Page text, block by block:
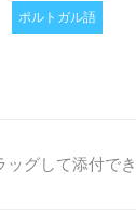
ポルトガル語
グして添付で